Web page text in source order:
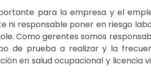
para la empresa y el
ni responsable poner en riesgo
Como gerentes somos
de prueba a realizar y la
en salud ocupacional y licencia